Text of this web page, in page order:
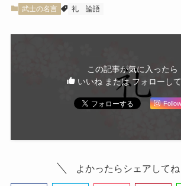
武士の名言 礼 論語
この記事が気に入ったら
いいね または フォローして
よかったらシェアしてね